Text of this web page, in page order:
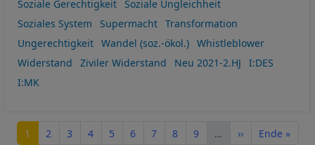
Soziale Gerechtigkeit
Soziale Ungleichheit
Soziales System
Supermacht
Transformation
Ungerechtigkeit
Wandel (soz.-ökol.)
Whistleblower
Widerstand
Ziviler Widerstand Neu 2021-2.HJ
I:DES
I:MK
Seitennummerierung
Seite
1 Seite
2 Seite
3 Seite
4 Seite
5 Seite
6 Seite
7 Seite
8 Seite
9 … Nächste Seite
›› Letzte Seite
Ende »